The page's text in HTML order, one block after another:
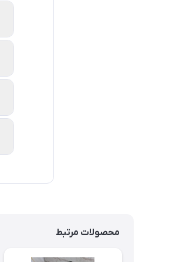
محصولات مرتبط